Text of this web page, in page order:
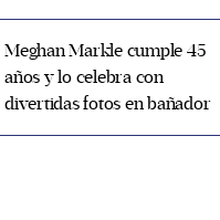
Meghan Markle cumple 45
años y lo celebra con
divertidas fotos en bañador